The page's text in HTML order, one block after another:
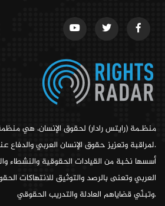
منظـمة (رايتس رادار) لحقوق الإنسان، هي
لمراقبة وتعزيز حقوق الإنسان العربي والدفاع عنها.
أسسها نخبة من القيادات الحقوقية والنشطاء
العربي وتعنى بالرصد والتوثيق للانتهاكات
وتبنّي قضاياهم العادلة والتدريب الحقوقي.